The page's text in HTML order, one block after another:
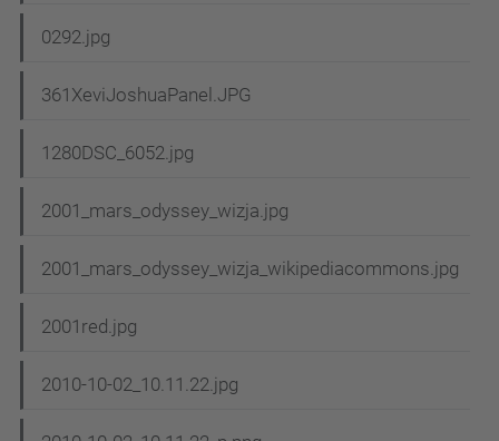
0292.jpg
361XeviJoshuaPanel.JPG
1280DSC_6052.jpg
2001_mars_odyssey_wizja.jpg
2001_mars_odyssey_wizja_wikipediacommons.jpg
2001red.jpg
2010-10-02_10.11.22.jpg